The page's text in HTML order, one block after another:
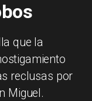
que la
reclusas por
Miguel.